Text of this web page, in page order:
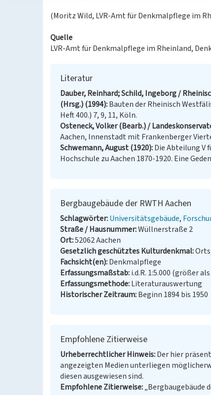
(Moritz Wild, LVR-Amt für Denkmalpflege im
Quelle
LVR-Amt für Denkmalpflege im Rheinland,
Literatur
Dauber, Reinhard; Schild, Ingeborg /
(Hrsg.) (1994) Bauten der Rheinisch
Heft 400.) 7, 9, 11, Köln.
Osteneck, Volker (Bearb.) /
Aachen, Innenstadt mit Frankenberger
Schwemann, August (1920) Die Abteilung V
Hochschule zu Aachen 1870-1920. Eine
Bergbaugebäude der RWTH Aachen
Schlagwörter Universitätsgebäude
Straße / Hausnummer Wüllnerstraße 2
Ort 52062 Aachen
Gesetzlich geschütztes Kulturdenkmal
Fachsicht(en) Denkmalpflege
Erfassungsmaßstab i.d.R. 1:5.000 (größer
Erfassungsmethode Literaturauswertung
Historischer Zeitraum Beginn 1894 bis 1950
Empfohlene Zitierweise
Urheberrechtlicher Hinweis Der hier
angezeigten Medien unterliegen
diesen ausgewiesen sind.
Empfohlene Zitierweise „Bergbaugebäude